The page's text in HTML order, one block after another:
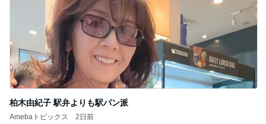
柏木由紀子 駅弁よりも駅パン派
Amebaトピックス 2日前